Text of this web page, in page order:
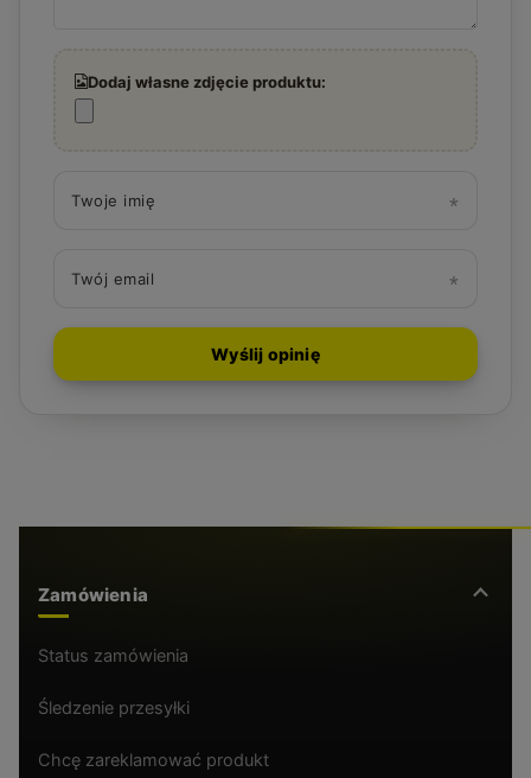
Dodaj własne zdjęcie produktu:
Twoje imię
Twój email
Wyślij opinię
Zamówienia
Status zamówienia
Śledzenie przesyłki
Chcę zareklamować produkt